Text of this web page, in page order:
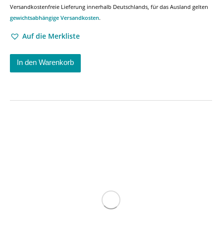
Versandkostenfreie Lieferung innerhalb Deutschlands, für das Ausland gelten
gewichtsabhängige Versandkosten.
Auf die Merkliste
In den Warenkorb